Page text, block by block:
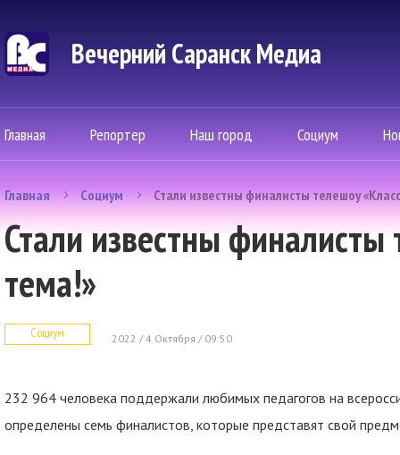
Вечерний Саранск Mедиа
Главная Репортер Наш город Социум
Главная Социум Стали известны финалисты телешоу
Стали известны финалисты
тема!»
Социум 2022 / 4 Октября / 09:50
232 964 человека поддержали любимых педагогов на
определены семь финалистов, которые представят свой